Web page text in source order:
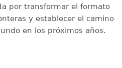
por transformar el formato
y establecer el camino
en los próximos años.